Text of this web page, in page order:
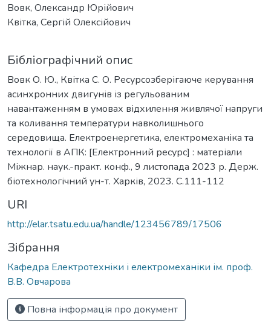
Вовк, Олександр Юрійович
Квітка, Сергій Олексійович
Бібліографічний опис
Вовк О. Ю., Квітка С. О. Ресурсозберігаюче керування
асинхронних двигунів із регульованим
навантаженням в умовах відхилення живлячої напруги
та коливання температури навколишнього
середовища. Електроенергетика, електромеханіка та
технології в АПК: [Електронний ресурс] : матеріали
Міжнар. наук.-практ. конф., 9 листопада 2023 р. Держ.
біотехнологічний ун-т. Харків, 2023. С.111-112
URI
http://elar.tsatu.edu.ua/handle/123456789/17506
Зібрання
Кафедра Електротехніки і електромеханіки ім. проф.
В.В. Овчарова
Повна інформація про документ